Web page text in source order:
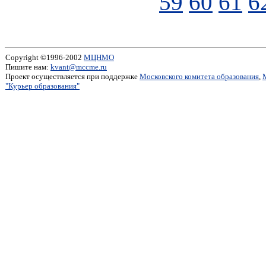
Copyright ©1996-2002 МЦНМО
Пишите нам: kvant@mccme.ru
Проект осуществляется при поддержке Московского комитета образования,
"Курьер образования"